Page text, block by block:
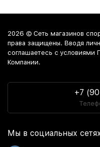
2026 © Сеть магазинов
права защищены. Вводя
соглашаетесь c условиями
Компании.
+7
Мы в социальных